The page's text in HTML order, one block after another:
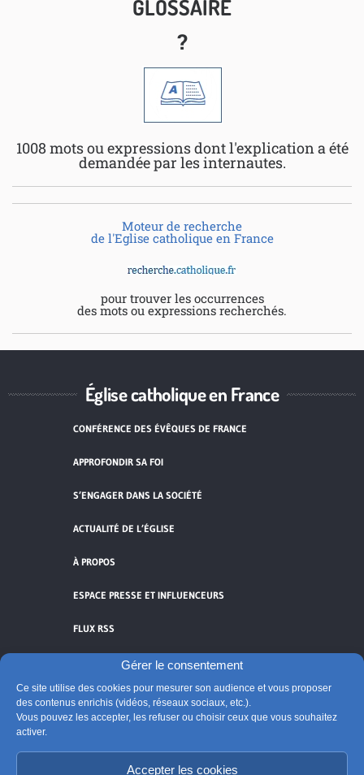
Gérer le consentement
Ce site utilise des cookies pour mesurer son audience et vous proposer
des contenus enrichis (vidéos, réseaux sociaux, etc.).
Vous pouvez les accepter, les refuser ou choisir ceux que vous souhaitez
activer.
Accepter les cookies
GLOSSAIRE
?
1008 mots ou expressions dont l'explication a été
demandée par les internautes.
Moteur de recherche
de l'Eglise catholique en France
pour trouver les occurrences
des mots ou expressions recherchés.
Église catholique en France
CONFÉRENCE DES ÉVÊQUES DE FRANCE
APPROFONDIR SA FOI
S’ENGAGER DANS LA SOCIÉTÉ
ACTUALITÉ DE L’ÉGLISE
À PROPOS
ESPACE PRESSE ET INFLUENCEURS
FLUX RSS
Cliquez pour accepter les cookies de
contenu.
Édité par la Conférence des évêques de France